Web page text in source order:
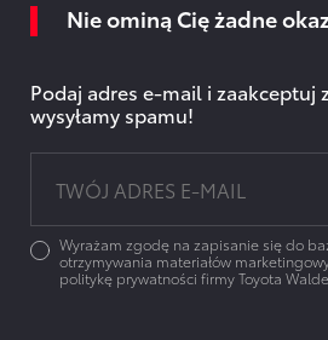
Nie ominą Cię żadne
Podaj adres e-mail i zaakceptuj
wysyłamy spamu!
Wyrażam zgodę na zapisanie się do
otrzymywania materiałów
politykę prywatności firmy Toyota